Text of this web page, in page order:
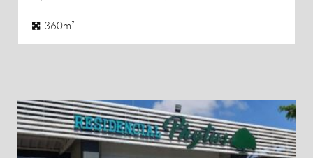
360m²